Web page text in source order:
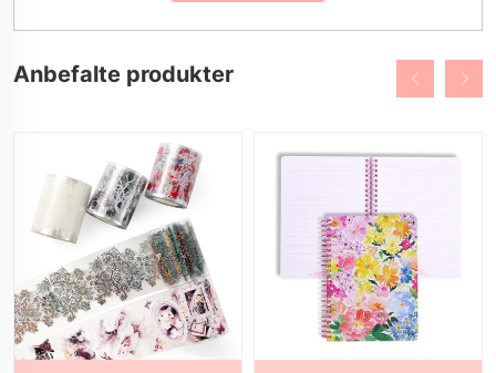
Anbefalte produkter